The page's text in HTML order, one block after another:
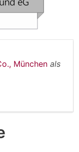
München als